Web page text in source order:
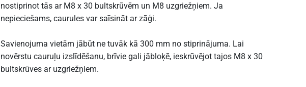
nostiprinot tās ar M8 x 30 bultskrūvēm un M8 uzgriežņiem. Ja
nepieciešams, caurules var saīsināt ar zāģi.
Savienojuma vietām jābūt ne tuvāk kā 300 mm no stiprinājuma. Lai
novērstu cauruļu izslīdēšanu, brīvie gali jābloķē, ieskrūvējot tajos M8 x 30
bultskrūves ar uzgriežņiem.